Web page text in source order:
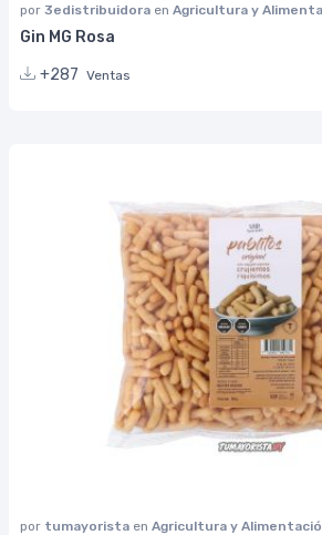
por 3edistribuidora en Agricultura y
Gin MG Rosa
+287 Ventas
por tumayorista en Agricultura y